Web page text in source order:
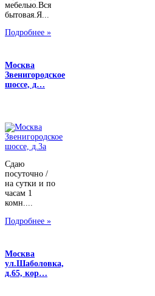
мебелью.Вся
бытовая.Я...
Подробнее »
Москва
Звенигородское
шоссе, д…
Сдаю
посуточно /
на сутки и по
часам 1
комн....
Подробнее »
Москва
ул.Шаболовка,
д.65, кор…